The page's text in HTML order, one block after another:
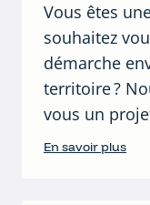
Vous êtes
souhaitez
démarche
territoire ?
vous un
En savoir plus